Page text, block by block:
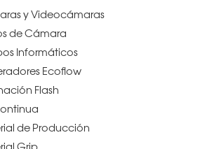
y Videocámaras
de Cámara
Informáticos
Ecoflow
Flash
de Producción